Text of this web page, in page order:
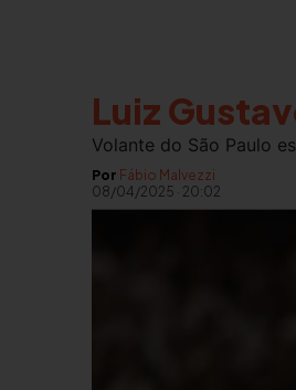
Luiz
Volante do São Paulo
Por Fábio Malvezzi
08/04/2025 · 20:02